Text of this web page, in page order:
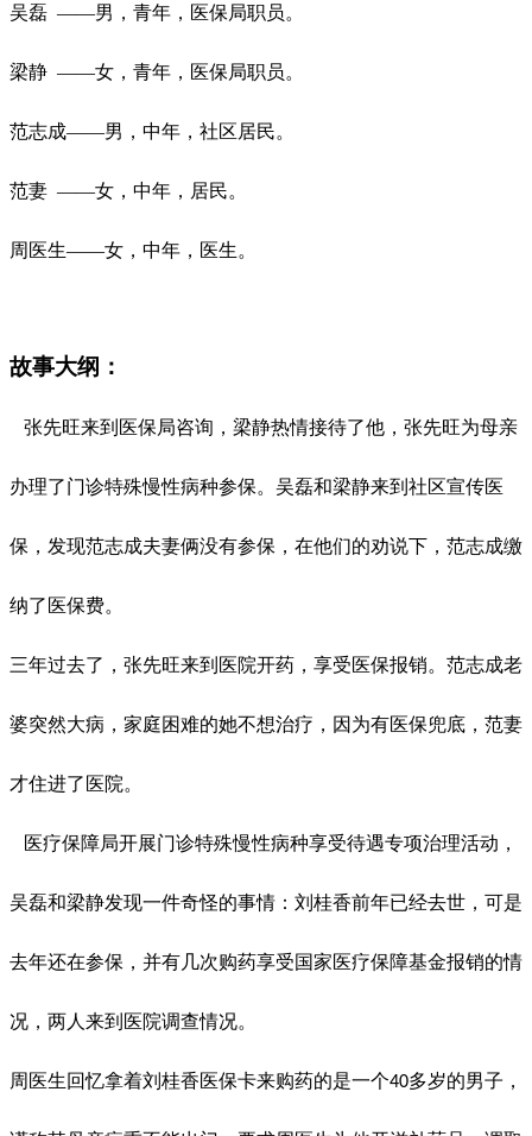
吴磊 ——男，青年，医保局职员。
梁静 ——女，青年，医保局职员。
范志成——男，中年，社区居民。
范妻 ——女，中年，居民。
周医生——女，中年，医生。
故事大纲：
张先旺来到医保局咨询，梁静热情接待了他，张先旺为母亲
办理了门诊特殊慢性病种参保。吴磊和梁静来到社区宣传医
保，发现范志成夫妻俩没有参保，在他们的劝说下，范志成缴
纳了医保费。
三年过去了，张先旺来到医院开药，享受医保报销。范志成老
婆突然大病，家庭困难的她不想治疗，因为有医保兜底，范妻
才住进了医院。
医疗保障局开展门诊特殊慢性病种享受待遇专项治理活动，
吴磊和梁静发现一件奇怪的事情：刘桂香前年已经去世，可是
去年还在参保，并有几次购药享受国家医疗保障基金报销的情
况，两人来到医院调查情况。
周医生回忆拿着刘桂香医保卡来购药的是一个40多岁的男子，